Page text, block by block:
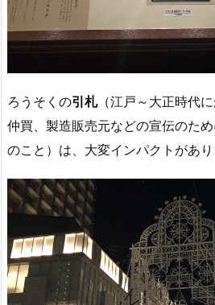
ろうそくの引札（江戸～大正時代に
仲買、製造販売元などの宣伝のた
のこと）は、大変インパクトがあり